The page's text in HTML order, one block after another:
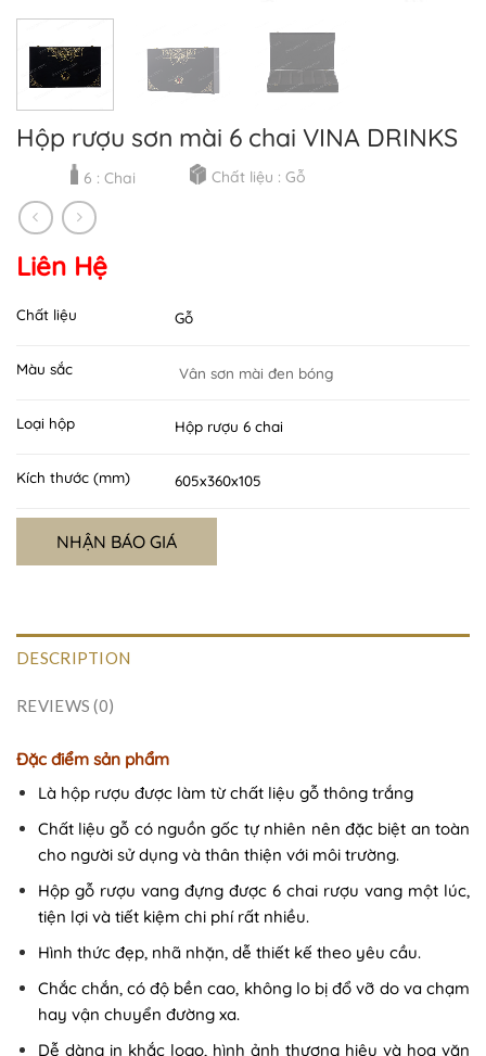
Hộp rượu sơn mài 6 chai VINA DRINKS
6 : Chai Chất liệu : Gỗ
Liên Hệ
Chất liệu Gỗ
Màu sắc Vân sơn mài đen bóng
Loại hộp Hộp rượu 6 chai
Kích thước (mm) 605x360x105
NHẬN BÁO GIÁ
DESCRIPTION
REVIEWS (0)
Đặc điểm sản phẩm
Là hộp rượu được làm từ chất liệu gỗ thông trắng
Chất liệu gỗ có nguồn gốc tự nhiên nên đặc biệt an toàn
cho người sử dụng và thân thiện với môi trường.
Hộp gỗ rượu vang đựng được 6 chai rượu vang một lúc,
tiện lợi và tiết kiệm chi phí rất nhiều.
Hình thức đẹp, nhã nhặn, dễ thiết kế theo yêu cầu.
Chắc chắn, có độ bền cao, không lo bị đổ vỡ do va chạm
hay vận chuyển đường xa.
Dễ dàng in khắc logo, hình ảnh thương hiệu và hoa văn